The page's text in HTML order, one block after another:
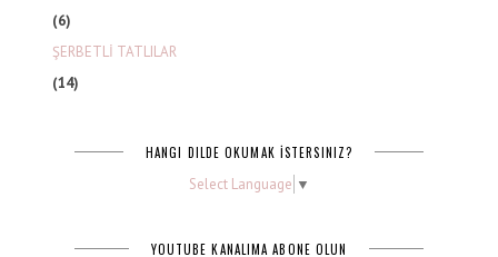
(6)
ŞERBETLİ TATLILAR
(14)
HANGI DILDE OKUMAK İSTERSINIZ?
Select Language ▼
YOUTUBE KANALIMA ABONE OLUN